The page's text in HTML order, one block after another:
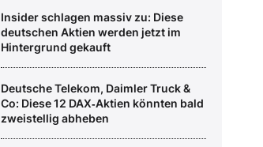
Insider schlagen massiv zu: Diese
deutschen Aktien werden jetzt im
Hintergrund gekauft
Deutsche Telekom, Daimler Truck &
Co: Diese 12 DAX‑Aktien könnten bald
zweistellig abheben